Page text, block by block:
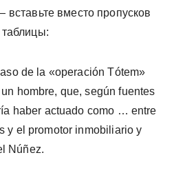
вместо пропусков
de la «operación Tótem»
hombre, que, según fuentes
haber actuado como … entre
y el promotor inmobiliario y
Núñez.